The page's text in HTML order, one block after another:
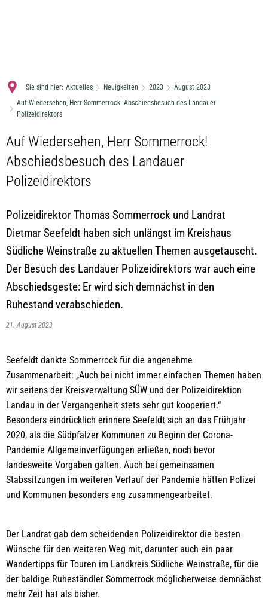
Sie sind hier: Aktuelles Neuigkeiten 2023
August 2023
Auf Wiedersehen, Herr Sommerrock! Abschiedsbesuch des Landauer
Polizeidirektors
Auf Wiedersehen, Herr Sommerrock!
Abschiedsbesuch des Landauer
Polizeidirektors
Polizeidirektor Thomas Sommerrock und Landrat
Dietmar Seefeldt haben sich unlängst im Kreishaus
Südliche Weinstraße zu aktuellen Themen ausgetauscht.
Der Besuch des Landauer Polizeidirektors war auch eine
Abschiedsgeste: Er wird sich demnächst in den
Ruhestand verabschieden.
21. August 2023
Seefeldt dankte Sommerrock für die angenehme
Zusammenarbeit: „Auch bei nicht immer einfachen Themen haben
wir seitens der Kreisverwaltung SÜW und der Polizeidirektion
Landau in der Vergangenheit stets sehr gut kooperiert.“
Besonders eindrücklich erinnere Seefeldt sich an das Frühjahr
2020, als die Südpfälzer Kommunen zu Beginn der Corona-
Pandemie Allgemeinverfügungen erließen, noch bevor
landesweite Vorgaben galten. Auch bei gemeinsamen
Stabssitzungen im weiteren Verlauf der Pandemie hätten Polizei
und Kommunen besonders eng zusammengearbeitet.
Der Landrat gab dem scheidenden Polizeidirektor die besten
Wünsche für den weiteren Weg mit, darunter auch ein paar
Wandertipps für Touren im Landkreis Südliche Weinstraße, für die
der baldige Ruheständler Sommerrock möglicherweise demnächst
mehr Zeit hat als bisher.